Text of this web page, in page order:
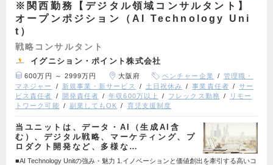
※関西勤務【デジタル領域コンサルタント】
オープンポジション（AI Technology Uni
t）
戦略コンサルタント
イグニション・ポイント株式会社
600万円 ～ 2999万円 大阪府 ベンチャー企業
管理職・
マネジャー
新規事業・新サービス 土日祝休み 事業責任者
サー
ビス責任者
開発責任者 年収600万以上 フレックス勤務
リモー
トワーク可能
副業してもOK 育児支援制度
当ユニットは、データ・AI（生成AI含
む）、デジタル戦略、マーケティング、プ
ロダクト開発など、多様な…
■AI Technology Unitの強み・魅力 1.イノベーションと価値創出を牽引する高いコ